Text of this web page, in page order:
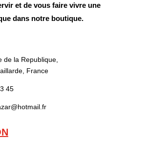
et de vous faire vivre une
dans notre boutique.
de la Republique,
France
45